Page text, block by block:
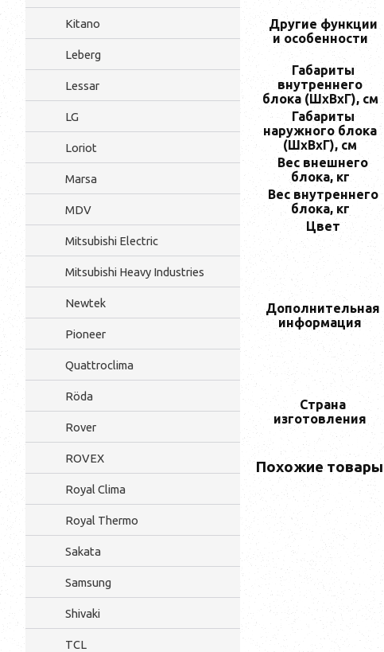
Kitano
Leberg
Lessar
LG
Loriot
Marsa
MDV
Mitsubishi Electric
Mitsubishi Heavy Industries
Newtek
Pioneer
Quattroclima
Röda
Rover
ROVEX
Royal Clima
Royal Thermo
Sakata
Samsung
Shivaki
TCL
Другие функции
и особенности
Габариты
внутреннего
блока (ШxВxГ), см
Габариты
наружного блока
(ШxВxГ), см
Вес внешнего
блока, кг
Вес внутреннего
блока, кг
Цвет
Дополнительная
информация
Страна
изготовления
Похожие товары